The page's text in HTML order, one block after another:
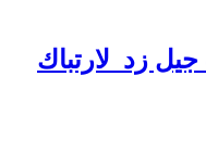
زد لارتباك